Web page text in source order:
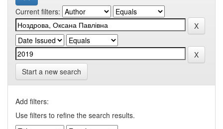
Current filters:
Start a new search
Add filters:
Use filters to refine the search results.